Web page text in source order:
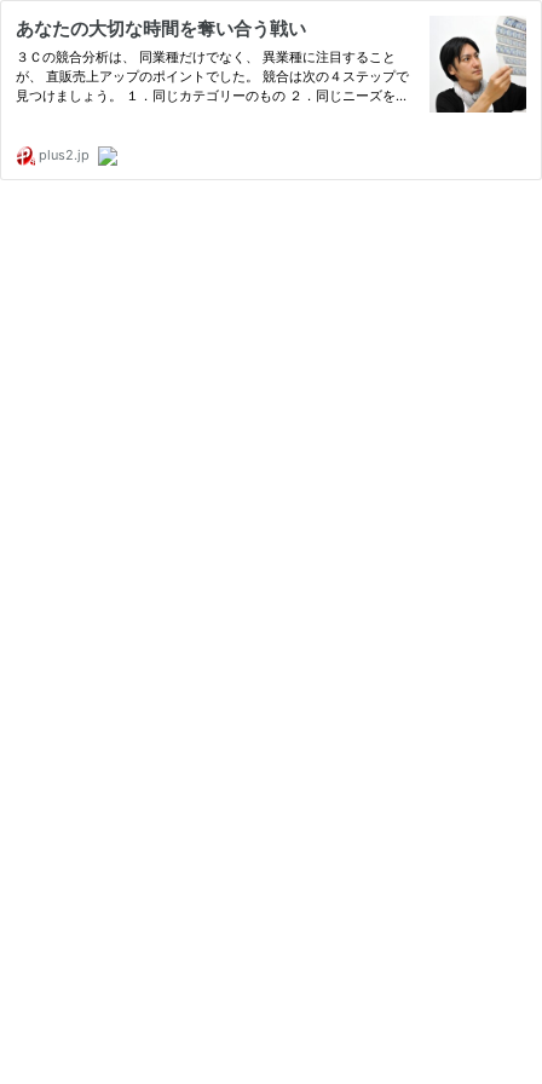
あなたの大切な時間を奪い合う戦い
３Ｃの競合分析は、 同業種だけでなく、 異業種に注目すること
が、 直販売上アップのポイントでした。 競合は次の４ステップで
見つけましょう。 １．同じカテゴリーのもの ２．同じニーズを満
plus2.jp